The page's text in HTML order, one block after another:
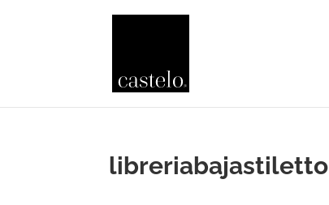
libreriabajastiletto